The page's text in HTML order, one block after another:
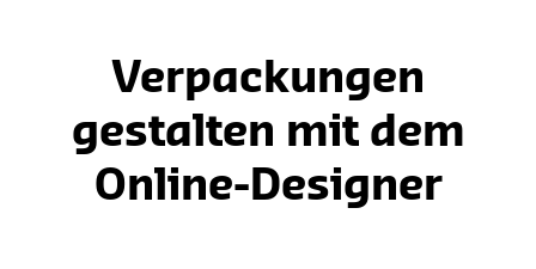
Verpackungen
gestalten mit dem
Online-Designer